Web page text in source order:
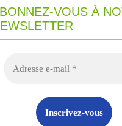
VOUS À